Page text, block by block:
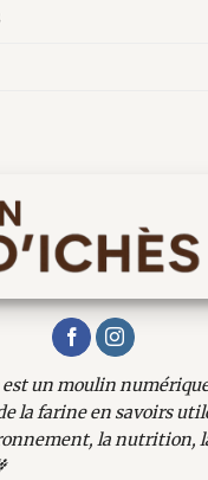
un moulin
la farine en savoirs
la nutrition,